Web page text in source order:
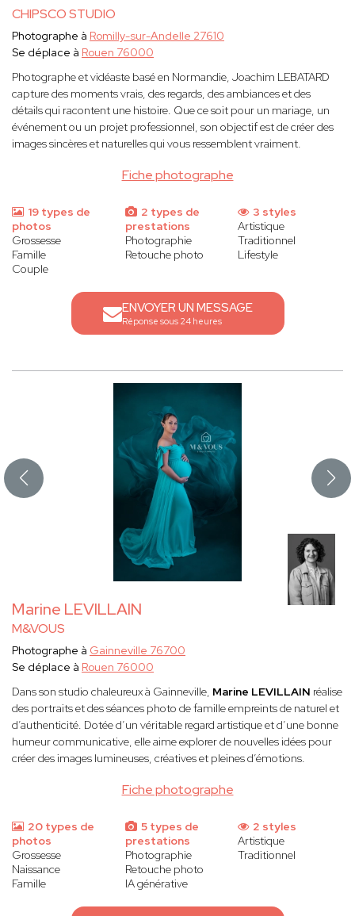
CHIPSCO STUDIO
Fiche photographe
Photographe à Romilly-sur-Andelle 27610
Se déplace à Rouen 76000
Photographe et vidéaste basé en Normandie, Joachim LEBATARD
capture des moments vrais, des regards, des ambiances et des
détails qui racontent une histoire. Que ce soit pour un mariage, un
événement ou un projet professionnel, son objectif est de créer des
images sincères et naturelles qui vous ressemblent vraiment.
19 types de
photos
Grossesse
Famille
Couple
2 types de
prestations
Photographie
Retouche photo
3 styles
Artistique
Traditionnel
Lifestyle
ENVOYER UN MESSAGE
Réponse sous 24 heures
Marine LEVILLAIN
M&VOUS
Fiche photographe
Photographe à Gainneville 76700
Se déplace à Rouen 76000
Dans son studio chaleureux à Gainneville, Marine LEVILLAIN réalise
des portraits et des séances photo de famille empreints de naturel et
d’authenticité. Dotée d’un véritable regard artistique et d’une bonne
humeur communicative, elle aime explorer de nouvelles idées pour
créer des images lumineuses, créatives et pleines d’émotions.
20 types de
photos
Grossesse
Naissance
Famille
5 types de
prestations
Photographie
Retouche photo
IA générative
2 styles
Artistique
Traditionnel